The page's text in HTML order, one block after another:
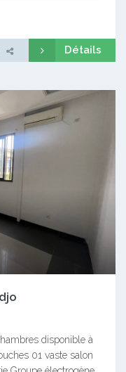
Détails
disponible à
01 vaste salon